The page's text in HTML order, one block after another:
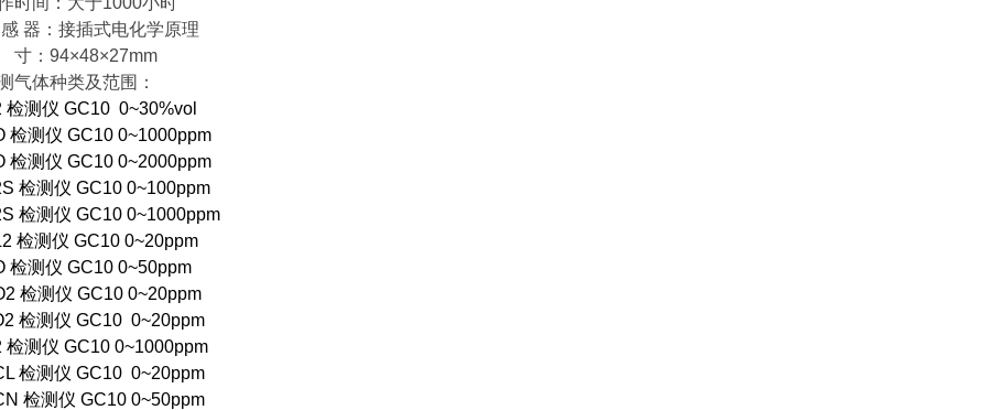
器：接插式电化学原理
寸：94×48×27mm
气体种类及范围：
检测仪 GC10 0~30%vol
检测仪 GC10 0~1000ppm
检测仪 GC10 0~2000ppm
检测仪 GC10 0~100ppm
检测仪 GC10 0~1000ppm
检测仪 GC10 0~20ppm
检测仪 GC10 0~50ppm
检测仪 GC10 0~20ppm
检测仪 GC10 0~20ppm
检测仪 GC10 0~1000ppm
检测仪 GC10 0~20ppm
检测仪 GC10 0~50ppm